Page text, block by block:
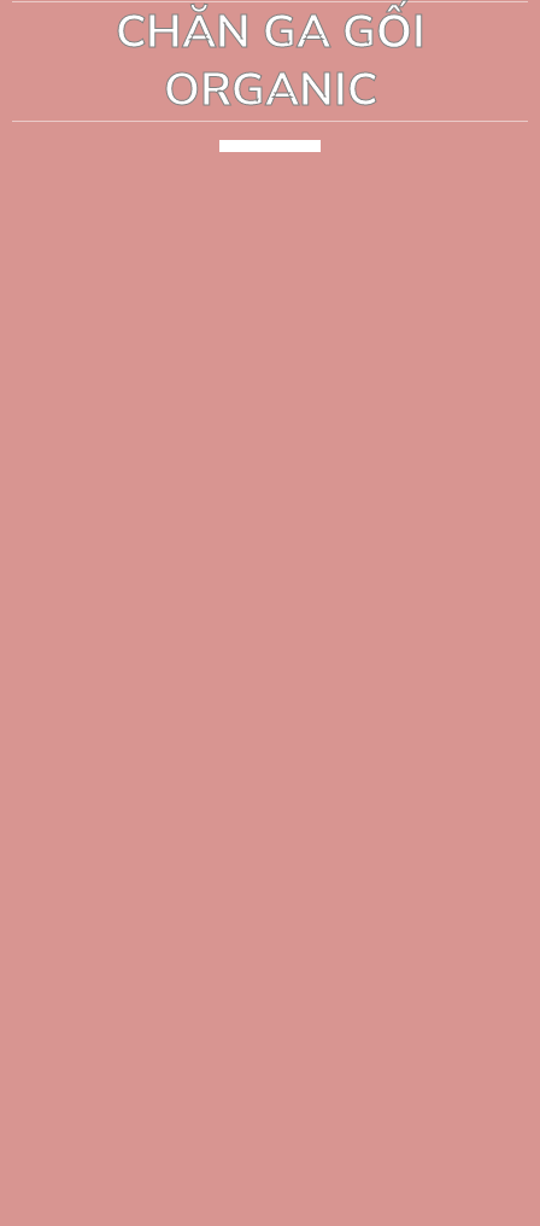
CHĂN GA GỐI
ORGANIC